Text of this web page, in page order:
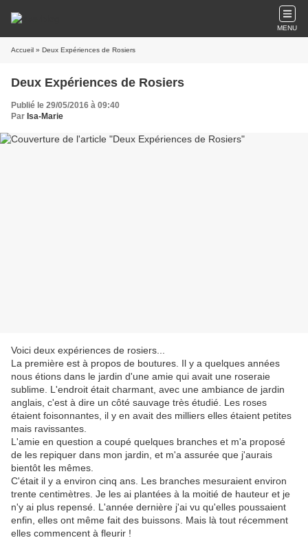
MENU
Accueil » Deux Expériences de Rosiers
Deux Expériences de Rosiers
Publié le 29/05/2016 à 09:40
Par Isa-Marie
Voici deux expériences de rosiers...
La première est à propos de boutures. Il y a quelques années
nous étions dans le jardin d'une amie qui avait une roseraie
sublime. L'endroit était charmant, avec une ambiance de jardin
anglais, c'est à dire un côté sauvage très étudié. Les roses
étaient foisonnantes, il y en avait des milliers elles étaient petites
mais ravissantes.
L'amie en question a coupé quelques branches et m'a proposé
de les repiquer dans mon jardin, et m'a assurée que j'aurais
bientôt les mêmes.
C'était il y a environ cinq ans. Les branches mesuraient environ
trente centimètres. Je les ai plantées à la moitié de hauteur et je
n'y ai plus repensé. L'année dernière j'ai vu qu'elles poussaient
enfin, elles ont même fait des buissons. Mais là tout récemment
elles commencent à fleurir !